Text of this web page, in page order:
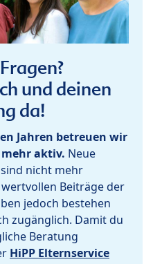
und deinen
da!
Jahren betreuen wir
aktiv. Neue
nicht mehr
Beiträge der
jedoch bestehen
zugänglich. Damit du
Beratung
HiPP Elternservice